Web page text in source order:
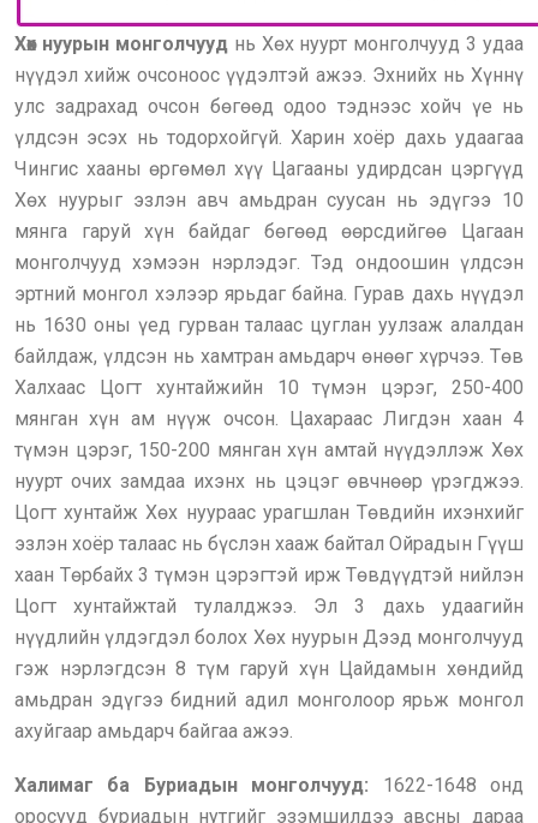
Хөх нуурын монголчууднь Хөх нуурт монголчууд 3 удаа
нүүдэл хийж очсоноос үүдэлтэй ажээ. Эхнийх нь Хүннү
улс задрахад очсон бөгөөд одоо тэднээс хойч үе нь
үлдсэн эсэх нь тодорхойгүй. Харин хоёр дахь удаагаа
Чингис хааны өргөмөл хүү Цагааны удирдсан цэргүүд
Хөх нуурыг эзлэн авч амьдран суусан нь эдүгээ 10
мянга гаруй хүн байдаг бөгөөд өөрсдийгөө Цагаан
монголчууд хэмээн нэрлэдэг. Тэд ондоошин үлдсэн
эртний монгол хэлээр ярьдаг байна. Гурав дахь нүүдэл
нь 1630 оны үед гурван талаас цуглан уулзаж алалдан
байлдаж, үлдсэн нь хамтран амьдарч өнөөг хүрчээ. Төв
Халхаас Цогт хунтайжийн 10 түмэн цэрэг, 250-400
мянган хүн ам нүүж очсон. Цахараас Лигдэн хаан 4
түмэн цэрэг, 150-200 мянган хүн амтай нүүдэллэж Хөх
нуурт очих замдаа ихэнх нь цэцэг өвчнөөр үрэгджээ.
Цогт хунтайж Хөх нуураас урагшлан Төвдийн ихэнхийг
эзлэн хоёр талаас нь бүслэн хааж байтал Ойрадын Гүүш
хаан Төрбайх 3 түмэн цэрэгтэй ирж Төвдүүдтэй нийлэн
Цогт хунтайжтай тулалджээ. Эл 3 дахь удаагийн
нүүдлийн үлдэгдэл болох Хөх нуурын Дээд монголчууд
гэж нэрлэгдсэн 8 түм гаруй хүн Цайдамын хөндийд
амьдран эдүгээ бидний адил монголоор ярьж монгол
ахуйгаар амьдарч байгаа ажээ.
Халимаг ба Буриадын монголчууд: 1622-1648 онд
оросууд буриадын нутгийг эзэмшилдээ авсны дараа